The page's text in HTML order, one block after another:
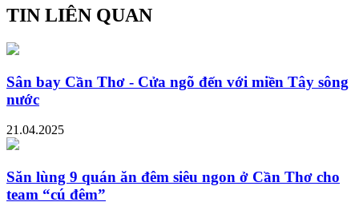
TIN LIÊN QUAN
Sân bay Cần Thơ - Cửa ngõ đến với miền Tây sông
nước
21.04.2025
Săn lùng 9 quán ăn đêm siêu ngon ở Cần Thơ cho
team “cú đêm”